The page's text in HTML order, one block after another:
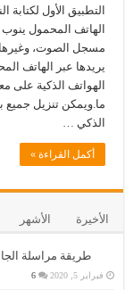
التطبيق الأول
الهاتف المحمول ينوب
مسجل الصوت،
يريدها عبر الهاتف
الهواتف الذكية على
ما.ويمكن تنزيل جميع
الذكي …
أكمل القراءة »
الأخيرة الأشهر
طريقة مراسلة
فبراير 5, 2020 6